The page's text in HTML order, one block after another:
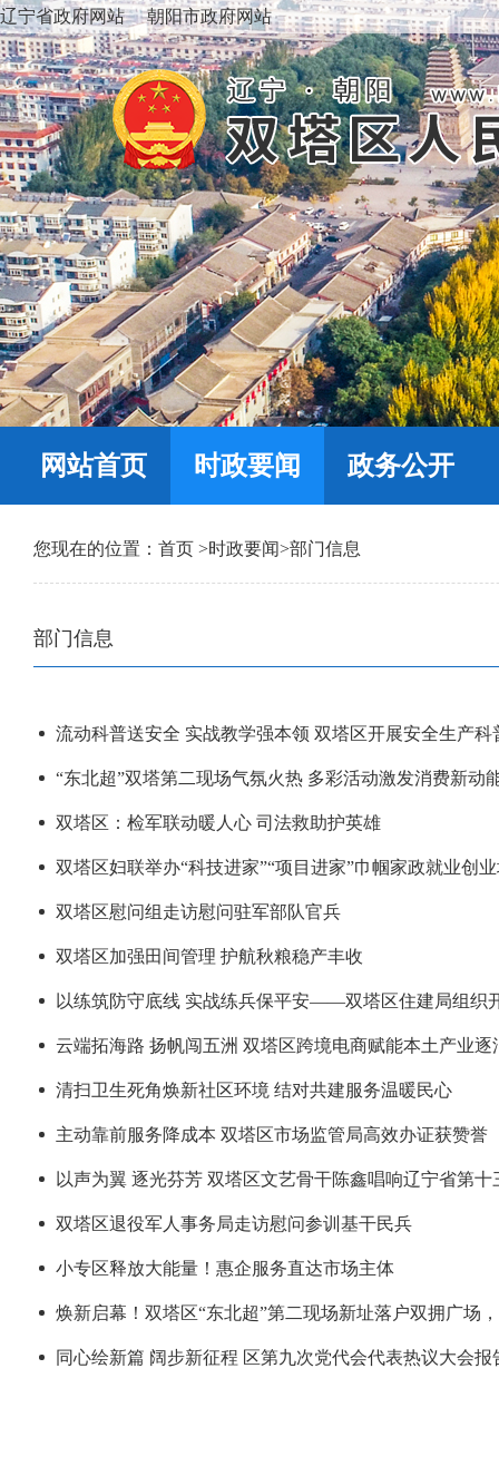
辽宁省政府网站 朝阳市政府网站
网站首页 时政要闻 政务公开
您现在的位置： 首页 >时政要闻>部门信息
部门信息
流动科普送安全 实战教学强本领 双塔区开展安全生产科
“东北超”双塔第二现场气氛火热 多彩活动激发消费新动
双塔区：检军联动暖人心 司法救助护英雄
双塔区妇联举办“科技进家”“项目进家”巾帼家政就业创
双塔区慰问组走访慰问驻军部队官兵
双塔区加强田间管理 护航秋粮稳产丰收
以练筑防守底线 实战练兵保平安——双塔区住建局组织
云端拓海路 扬帆闯五洲 双塔区跨境电商赋能本土产业逐
清扫卫生死角焕新社区环境 结对共建服务温暖民心
主动靠前服务降成本 双塔区市场监管局高效办证获赞誉
以声为翼 逐光芬芳 双塔区文艺骨干陈鑫唱响辽宁省第十
双塔区退役军人事务局走访慰问参训基干民兵
小专区释放大能量！惠企服务直达市场主体
焕新启幕！双塔区“东北超”第二现场新址落户双拥广场
同心绘新篇 阔步新征程 区第九次党代会代表热议大会报